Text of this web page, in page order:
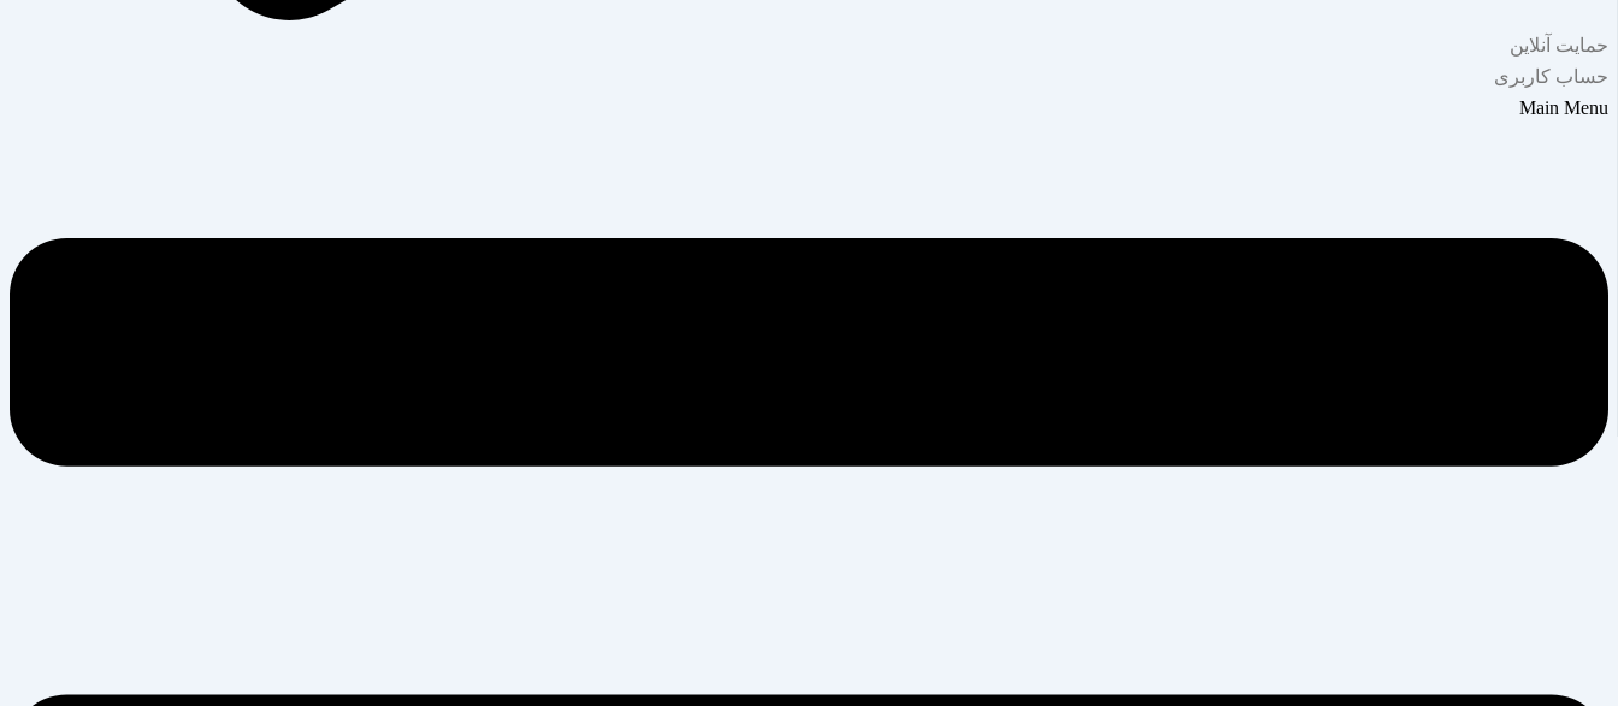
حمایت آنلاین
حساب کاربری
Main Menu